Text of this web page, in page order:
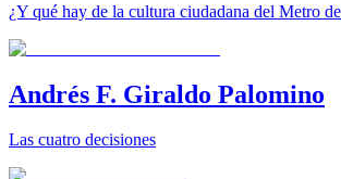
¿Y qué hay de la cultura ciudadana del Metro
Andrés F. Giraldo Palomino
Las cuatro decisiones